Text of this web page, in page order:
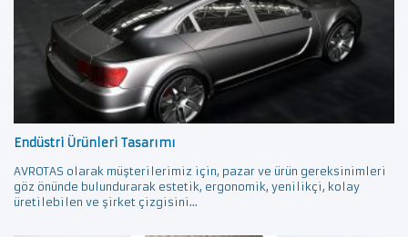
Endüstri Ürünleri Tasarımı
AVROTAS olarak müşterilerimiz için, pazar ve ürün gereksinimleri
göz önünde bulundurarak estetik, ergonomik, yenilikçi, kolay
üretilebilen ve şirket çizgisini...